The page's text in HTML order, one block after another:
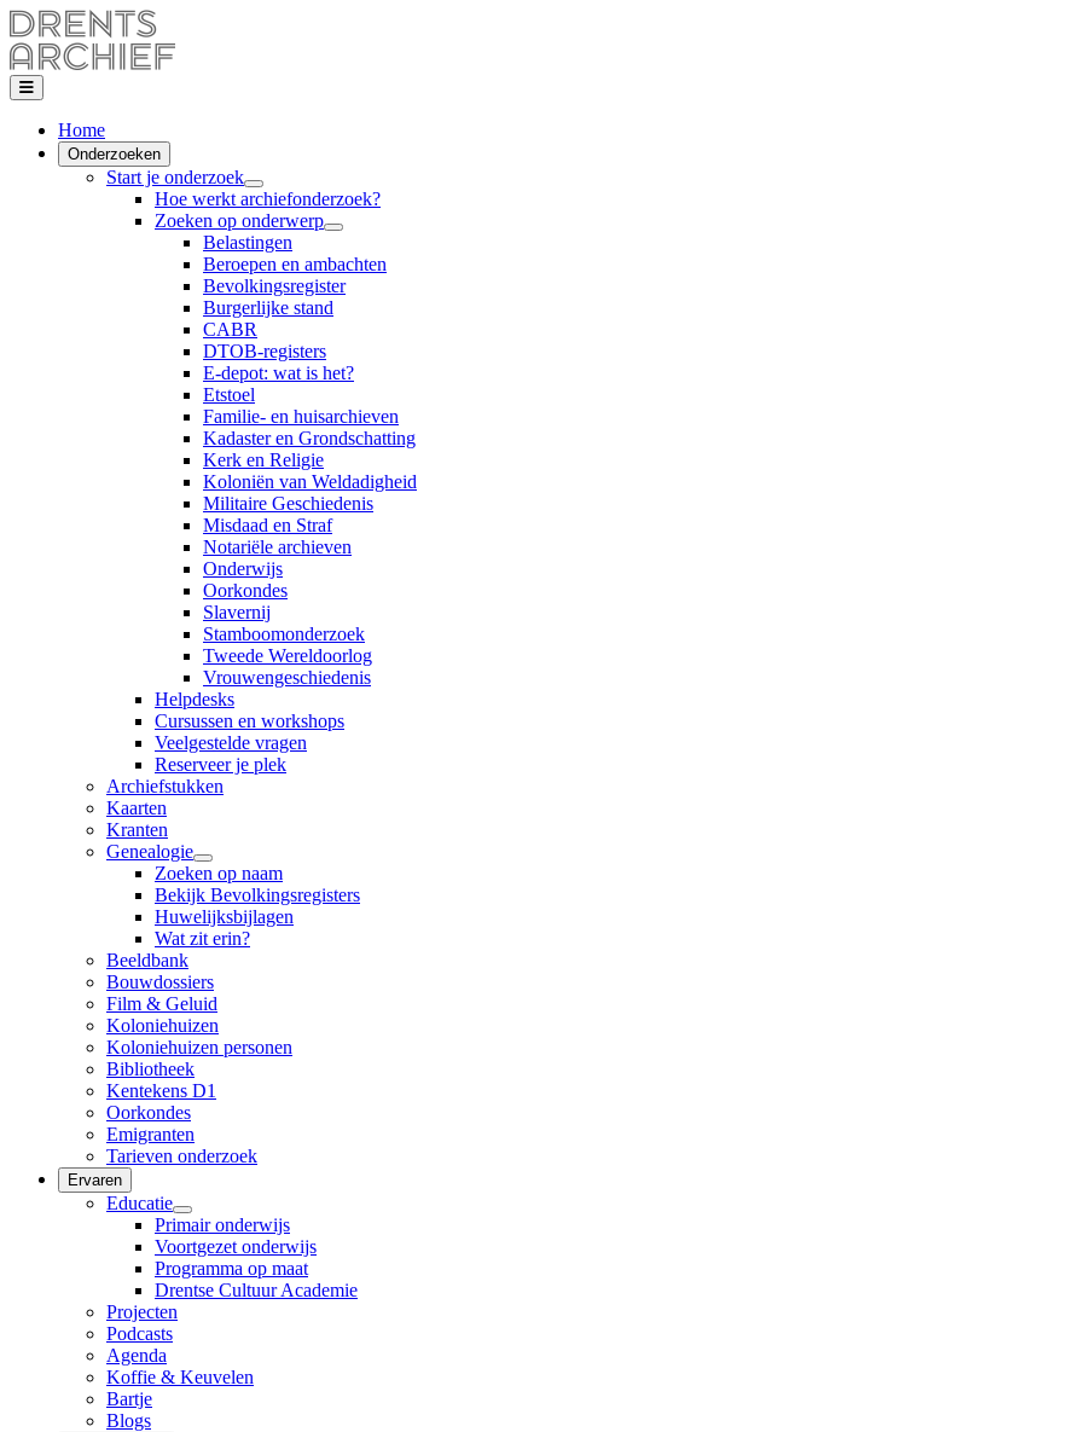
Home
Onderzoeken
Start je onderzoek
Hoe werkt archiefonderzoek?
Zoeken op onderwerp
Belastingen
Beroepen en ambachten
Bevolkingsregister
Burgerlijke stand
CABR
DTOB-registers
E-depot: wat is het?
Etstoel
Familie- en huisarchieven
Kadaster en Grondschatting
Kerk en Religie
Koloniën van Weldadigheid
Militaire Geschiedenis
Misdaad en Straf
Notariële archieven
Onderwijs
Oorkondes
Slavernij
Stamboomonderzoek
Tweede Wereldoorlog
Vrouwengeschiedenis
Helpdesks
Cursussen en workshops
Veelgestelde vragen
Reserveer je plek
Archiefstukken
Kaarten
Kranten
Genealogie
Zoeken op naam
Bekijk Bevolkingsregisters
Huwelijksbijlagen
Wat zit erin?
Beeldbank
Bouwdossiers
Film & Geluid
Koloniehuizen
Koloniehuizen personen
Bibliotheek
Kentekens D1
Oorkondes
Emigranten
Tarieven onderzoek
Ervaren
Educatie
Primair onderwijs
Voortgezet onderwijs
Programma op maat
Drentse Cultuur Academie
Projecten
Podcasts
Agenda
Koffie & Keuvelen
Bartje
Blogs